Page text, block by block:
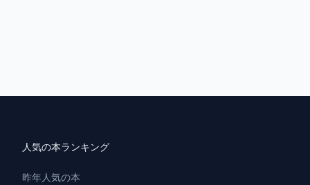
人気の本ランキング
昨年人気の本